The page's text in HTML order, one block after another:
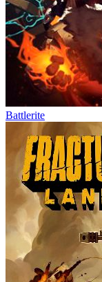
Battlerite